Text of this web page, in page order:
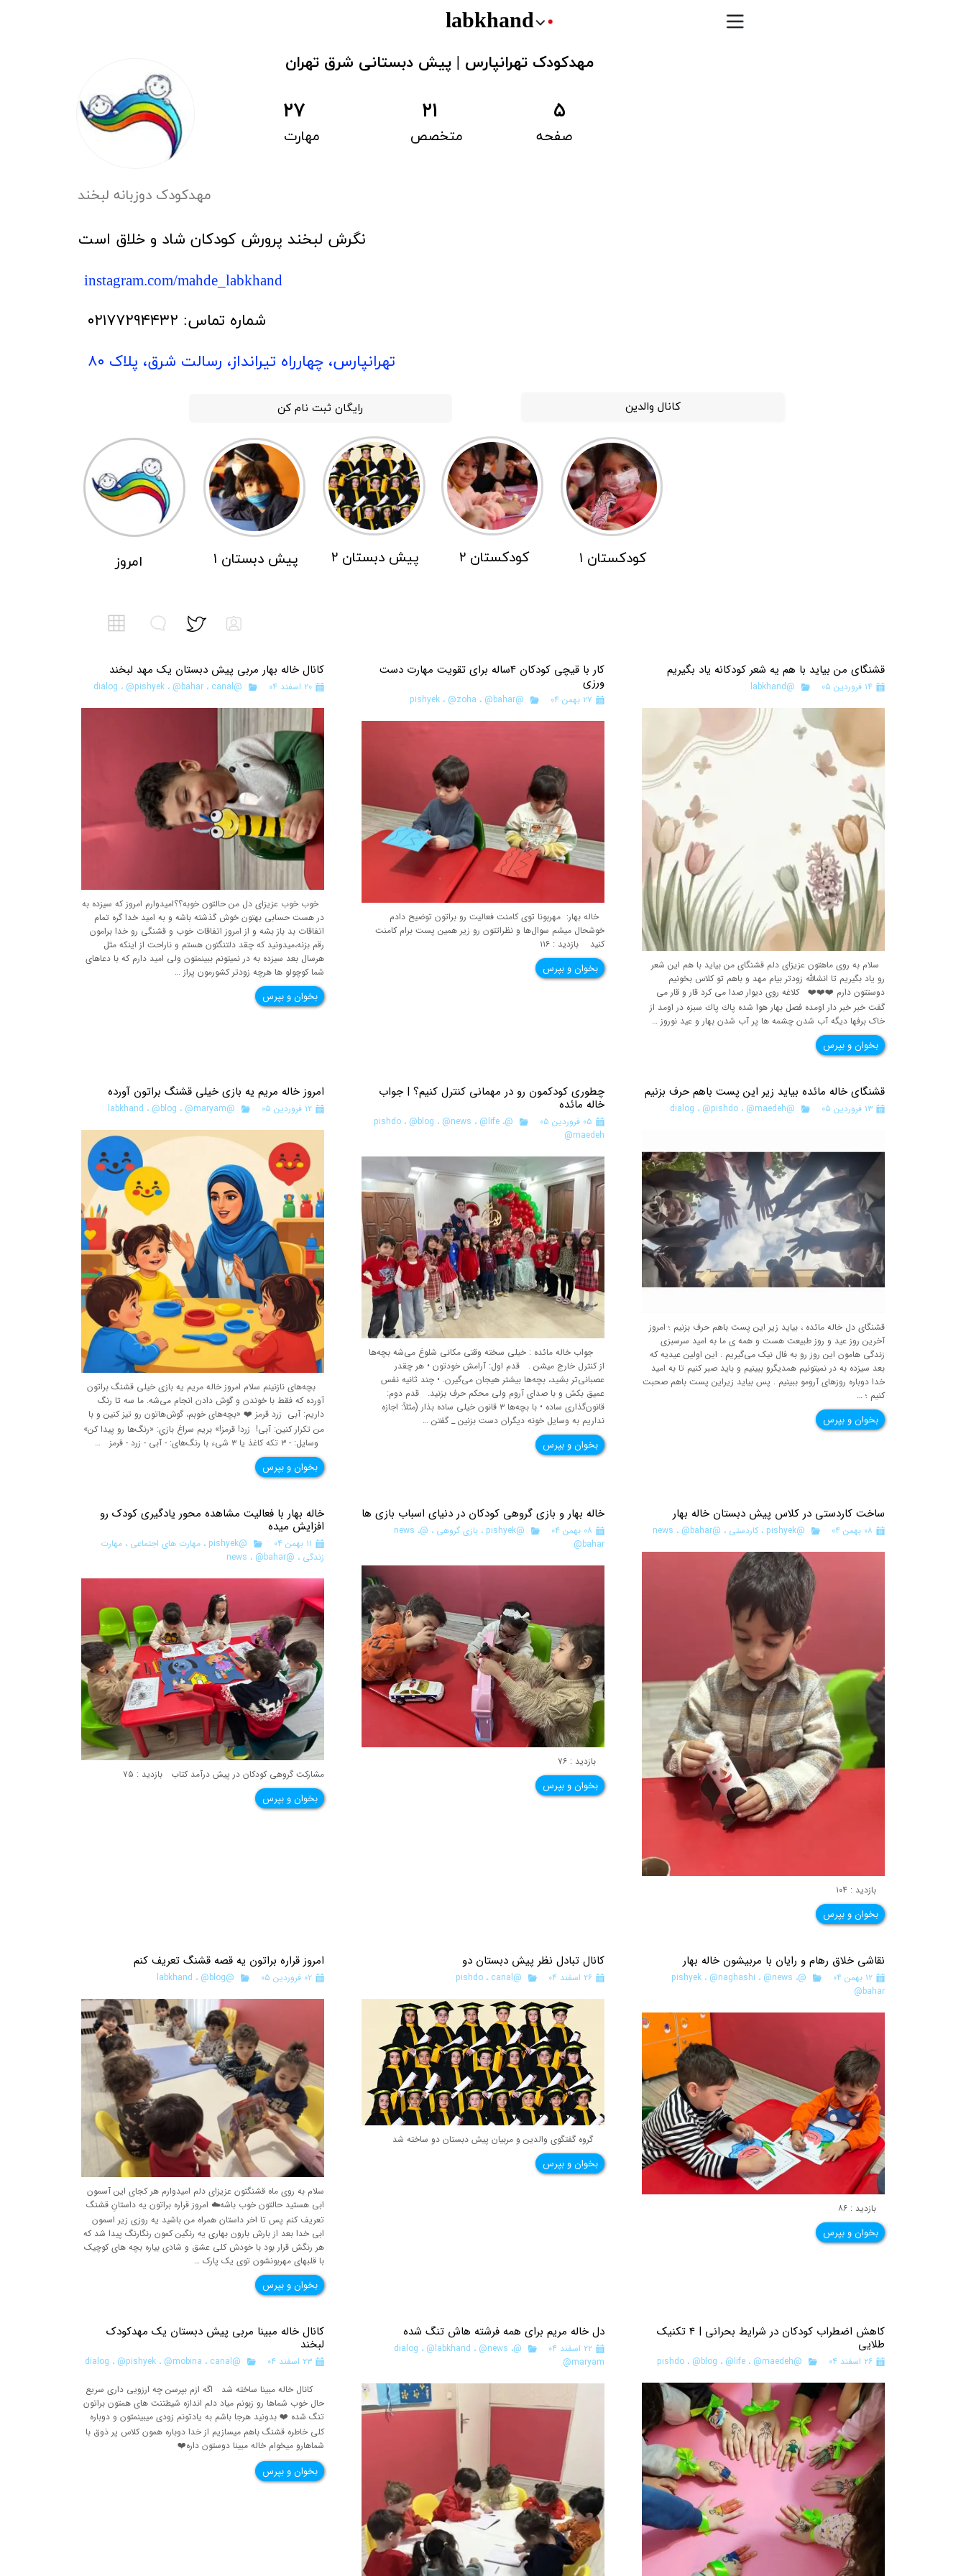
labkhand
​مهدکودک دوزبانه لبخند
مهدکودک تهرانپارس | پیش دبستانی شرق تهران
صفحه متخصص مهارت
۵ ۲۱
نگرش لبخند پرورش کودکان شاد و خلاق است
instagram.com/mahde_labkhand
​شماره تماس: ۰۲۱۷۷۲۹۴۴۳۲
​تهرانپارس، چهارراه تیرانداز، رسالت شرق، پلاک ۸۰
رایگان ثبت نام کن کانال والدین
امروز پیش دبستان ۱ پیش دبستان ۲ کودکستان ۲ کودکستان ۱
قشنگای من بيايد با هم یه شعر کودکانه ياد بگیریم
۱۴ فروردین ۰۵ @labkhand
سلام به روى ماهتون عزيزاى دلم قشنگای من بيايد با هم اين شعر
رو ياد بگیریم تا انشالله زودتر بيام مهد و باهم تو كلاس بخونيم
دوستتون دارم ❤️❤️❤️ كلاغه روى ديوار صدا مى كرد قار و قار مى
گفت خبر خبر دار اومده فصل بهار هوا شده پاك پاك سبزه در اومد از
خاک برفها دیگه آب شدن چشمه ها پر آب شدن بهار و عيد نوروز …
بخوان و بپرس
کار با قیچی کودکان 4ساله برای تقویت مهارت دست
ورزی
۲۷ بهمن ۰۴ @pishyek ، @zoha ، @bahar
خاله بهار: مهربونا توی کامنت فعالیت رو براتون توضیح دادم
خوشحال میشم سوال‌ها و نظراتتون رو زیر همین پست برام کامنت
کنید بازدید : ۱۱۶
بخوان و بپرس
کانال خاله بهار مربی پیش دبستان یک مهد لبخند
۲۰ اسفند ۰۴ @dialog ، @pishyek ، @bahar ، canal
خوب خوب عزیزای دل من حالتون خوبه؟؟امیدوارم امروز که سیزده به
در هست حسابی بهتون خوش گذشته باشه و به امید خدا گره تمام
اتفاقات بد باز بشه و از امروز اتفاقات خوب و قشنگی رو خدا برامون
رقم بزنه،میدونید که چقد دلتنگتون هستم و ناراحت از اینکه مثل
هرسال بعد سیزده به در نمیتونم ببینمتون ولی امید دارم که با دعاهای
شما کوچولو ها هرچه زودتر کشورمون پراز …
بخوان و بپرس
قشنگای خاله مائده بیاید زیر این پست باهم حرف بزنیم
۱۳ فروردین ۰۵ @dialog ، @pishdo ، @maedeh
قشنگای دل خاله مائده ، بیاید زیر این پست باهم حرف بزنیم ؛ امروز
آخرین روز عید و روز طبیعت هست و همه ی ما به امید سرسبزی
زندگی هامون این روز رو به فال نیک می‌گیریم . این اولین عیدیه که
بعد سیزده به در نمیتونیم همدیگرو ببینیم و باید صبر کنیم تا به امید
خدا دوباره روزهای آرومو ببینیم . پس بیاید زیراین پست باهم صحبت
کنیم ؛ …
بخوان و بپرس
چطوری کودکمون رو در مهمانی کنترل کنیم؟ | جواب
خاله مائده
۰۵ فروردین ۰۵ @pishdo ، @blog ، @news ، @life ،
@maedeh
جواب خاله مائده : خیلی سخته وقتی مکانی شلوغ می‌شه بچه‌ها
از کنترل خارج میشن . قدم اول: آرامش خودتون • هر چقدر
عصبانی‌تر بشید، بچه‌ها بیشتر هیجان می‌گیرن. • چند ثانیه نفس
عمیق بکش و با صدای آروم ولی محکم حرف بزنید. قدم دوم:
قانون‌گذاری ساده • با بچه‌ها ۳ قانون خیلی ساده بذار (مثلاً: اجازه
نداریم به وسایل خونه دیگران دست بزنین _ گفتن …
بخوان و بپرس
امروز خاله مریم یه بازی خیلی قشنگ براتون آورده
۱۲ فروردین ۰۵ @labkhand ، @blog ، @maryam
بچه‌های نازنینم سلام امروز خاله مریم یه بازی خیلی قشنگ براتون
آورده که فقط با خوندن و گوش دادن انجام می‌شه. ما سه تا رنگ
داریم: آبی زرد قرمز ❤️ «بچه‌های خوبم، گوش‌هاتون رو تیز کنین و با
من تکرار کنین: آبی! زرد! قرمز!» بریم سراغ بازیِ: «رنگ‌ها رو پیدا کن»
وسایل: - ۳ تکه کاغذ یا ۳ شیء با رنگ‌های: - آبی - زرد - قرمز …
بخوان و بپرس
ساخت کاردستی در کلاس پیش دبستان خاله بهار
۰۸ بهمن ۰۴ @pishyek ،کاردستی ، @news ، @bahar
بازدید : ۱۰۴
بخوان و بپرس
خاله بهار و بازی گروهی کودکان در دنیای اسباب بازی ها
۰۸ بهمن ۰۴ @pishyek ، بازی گروهی ، @news،
@bahar
بازدید : ۷۶
بخوان و بپرس
خاله بهار با فعالیت مشاهده محور یادگیری کودک رو
افزایش میده
۱۱ بهمن ۰۴ @pishyek ، مهارت های اجتماعی ، مهارت
زندگی ، @news ، @bahar
مشارکت گروهی کودکان در پیش درآمد کتاب بازدید : ۷۵
بخوان و بپرس
نقاشی خلاق رهام و رایان با مربیشون خاله بهار
۱۲ بهمن ۰۴ @pishyek ، @naghashi ، @news ،
@bahar
بازدید : ۸۶
بخوان و بپرس
کانال تبادل نظر پیش دبستان دو
۲۶ اسفند ۰۴ @pishdo ، canal
گروه گفتگوی والدین و مربیان پیش دبستان دو ساخته شد
بخوان و بپرس
امروز قراره براتون یه قصه قشنگ تعریف کنم
۰۲ فروردین ۰۵ @labkhand ، @blog
سلام به روی ماه قشنگتون عزیزای دلم امیدوارم هر کجای این آسمون
ابی هستید حالتون خوب باشه☁️ امروز قراره براتون یه داستانِ قشنگ
تعریف کنم پس تا اخر داستان همراه من باشید یه روزی زیر اسمون
ابی خدا بعد از بارش بارون بهاری یه رنگین کمون رنگارنگ پیدا شد که
هر رنگش قرار بود با خودش کلی عشق و شادی بیاره بچه های کوچیک
با قلبهای مهربونشون توی یک پارک …
بخوان و بپرس
کاهش اضطراب کودکان در شرایط بحرانی | 4 تکنیک
طلایی
۲۶ اسفند ۰۴ @pishdo ، @blog ، @life ، @maedeh
دل خاله مریم برای همه فرشته هاش تنگ شده
۲۲ اسفند ۰۴ @dialog ، @labkhand ، @news ،
@maryam
کانال خاله مبینا مربی پیش دبستان یک مهدکودک
لبخند
۲۳ اسفند ۰۴ @dialog ، @pishyek ، @mobina ، canal
کانال خاله مبینا ساخته شد اگه ازم بپرسن چه ارزویی داری سریع
حال خوب شماها رو زبونم میاد دلم اندازه شیطتنت های همتون براتون
تنگ شده ❤️ بدونید هرجا باشم به یادتونم زودی میبینمتون و دوباره
کلی خاطره قشنگ باهم میسازیم از خدا دوباره همون کلاس پر ذوق با
شماهارو میخوام خاله مبینا دوستون داره❤️
بخوان و بپرس